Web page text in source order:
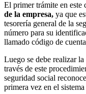
El primer trámite en este
de la empresa, ya que
tesorería general de la
número para su
llamado código de
Luego se debe realizar la
través de este
seguridad social
primera vez en el